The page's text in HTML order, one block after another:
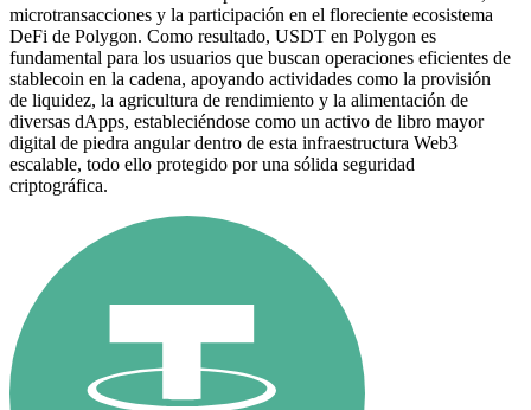
microtransacciones y la participación en el floreciente ecosistema
DeFi de Polygon. Como resultado, USDT en Polygon es
fundamental para los usuarios que buscan operaciones eficientes de
stablecoin en la cadena, apoyando actividades como la provisión
de liquidez, la agricultura de rendimiento y la alimentación de
diversas dApps, estableciéndose como un activo de libro mayor
digital de piedra angular dentro de esta infraestructura Web3
escalable, todo ello protegido por una sólida seguridad
criptográfica.